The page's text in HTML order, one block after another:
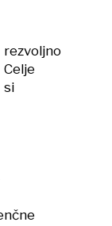
rezvoljno
Celje
si